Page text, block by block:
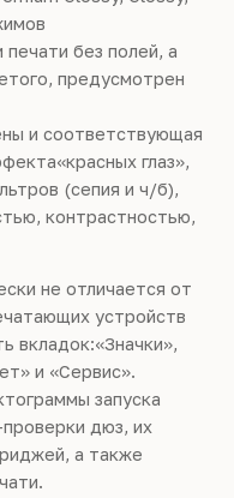
без полей, а
предусмотрен
и соответствующая
глаз»,
(сепия и ч/б),
контрастностью,
не отличается от
устройств
вкладок:«Значки»,
и «Сервис».
запуска
дюз, их
а также